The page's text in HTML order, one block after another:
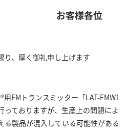
お客様各位
り、厚く御礼申し上げます
FMトランスミッター「LAT-
っておりますが、生産上の問題によ
る製品が混入している可能性がある